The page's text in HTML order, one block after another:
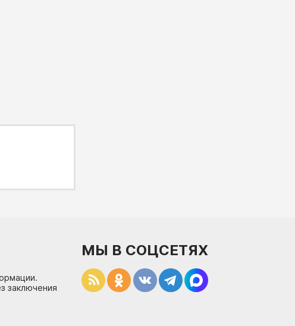
заключения
МЫ В СОЦСЕТЯХ